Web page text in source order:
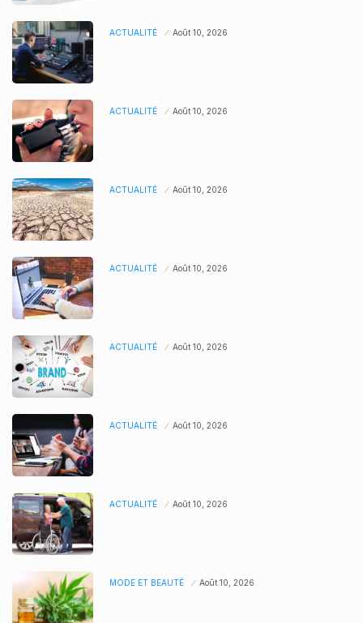
ACTUALITÉ Août 10, 2026
ACTUALITÉ Août 10, 2026
ACTUALITÉ Août 10, 2026
ACTUALITÉ Août 10, 2026
ACTUALITÉ Août 10, 2026
ACTUALITÉ Août 10, 2026
ACTUALITÉ Août 10, 2026
MODE ET BEAUTÉ Août 10, 2026